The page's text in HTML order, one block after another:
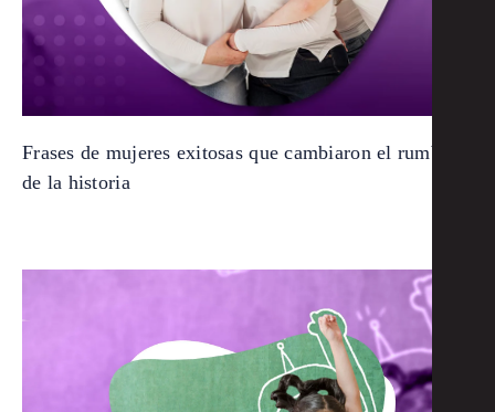
Frases de mujeres exitosas que cambiaron el rumbo
de la historia